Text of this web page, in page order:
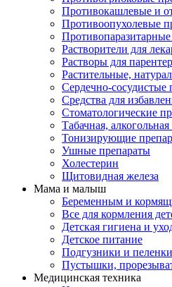
Противокашлевые и
Противоопухолевые
Растворители для
Растворы для
Растительные,
Сердечно-сосудистые
Средства для
Стоматологические
Табачная,
Тонизирующие
Ушные препараты
Холестерин
Щитовидная железа
Мама и малыш
Беременным и
Все для кормления
Детская гигиена и
Детское питание
Подгузники и пеленки
Пустышки,
Медицинская техника